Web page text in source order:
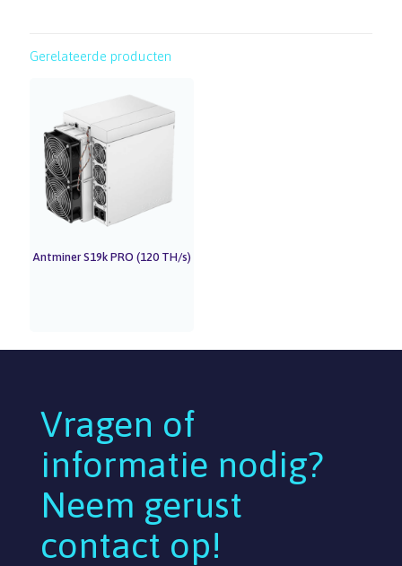
Gerelateerde producten
Antminer S19k PRO (120 TH/s)
Vragen of
informatie nodig?
Neem gerust
contact op!